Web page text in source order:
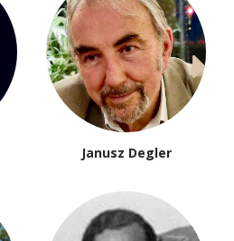
Janusz Degler